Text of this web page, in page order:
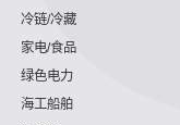
冷链/冷藏
家电/食品
绿色电力
海工船舶